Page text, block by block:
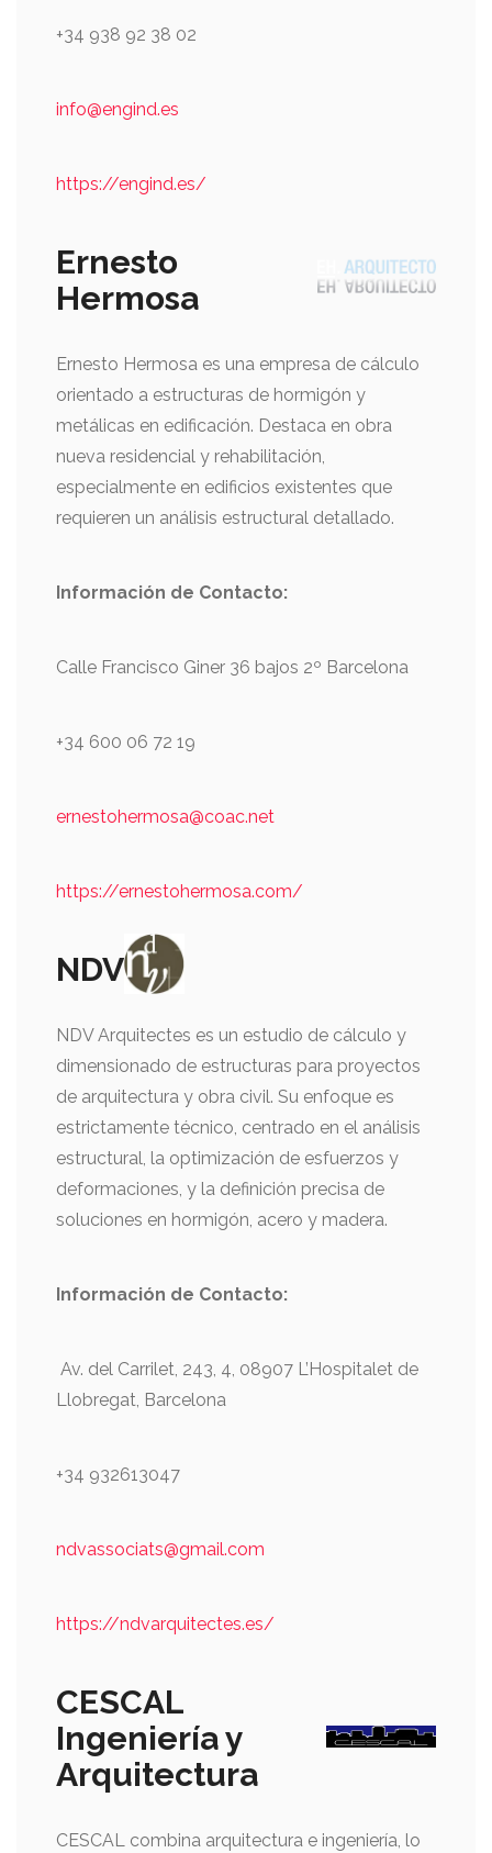
+34 938 92 38 02
info@engind.es
https://engind.es/
Ernesto
Hermosa
Ernesto Hermosa es una empresa de cálculo
orientado a estructuras de hormigón y
metálicas en edificación. Destaca en obra
nueva residencial y rehabilitación,
especialmente en edificios existentes que
requieren un análisis estructural detallado.
Información de Contacto:
Calle Francisco Giner 36 bajos 2º Barcelona
+34 600 06 72 19
ernestohermosa@coac.net
https://ernestohermosa.com/
NDV
NDV Arquitectes es un estudio de cálculo y
dimensionado de estructuras para proyectos
de arquitectura y obra civil. Su enfoque es
estrictamente técnico, centrado en el análisis
estructural, la optimización de esfuerzos y
deformaciones, y la definición precisa de
soluciones en hormigón, acero y madera.
Información de Contacto:
Av. del Carrilet, 243, 4, 08907 L’Hospitalet de
Llobregat, Barcelona
+34 932613047
ndvassociats@gmail.com
https://ndvarquitectes.es/
CESCAL
Ingeniería y
Arquitectura
CESCAL combina arquitectura e ingeniería, lo